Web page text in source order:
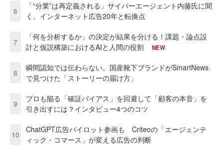
6
「“分業”は再定義される」サイバーエージェント内藤氏に聞
く、インターネット広告20年と転換点
7
「何を分析するか」の決定が結果を分ける！課題・論点設
計と仮説構築におけるAIと人間の役割
NEW
8
瞬間認知では伝わらない。国産靴下ブランドがSmartNews
で見つけた「ストーリーの届け方」
9
プロも陥る「確証バイアス」を回避して「顧客の本音」を
引き出すには？インタビュー4つのコツ
10
ChatGPT広告パイロット参画も Criteoの「エージェンテ
ィック・コマース」が変える広告の判断